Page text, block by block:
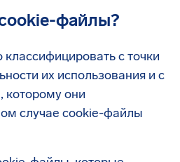
файлы?
с точки
их использования и с
которому они
случае cookie-файлы